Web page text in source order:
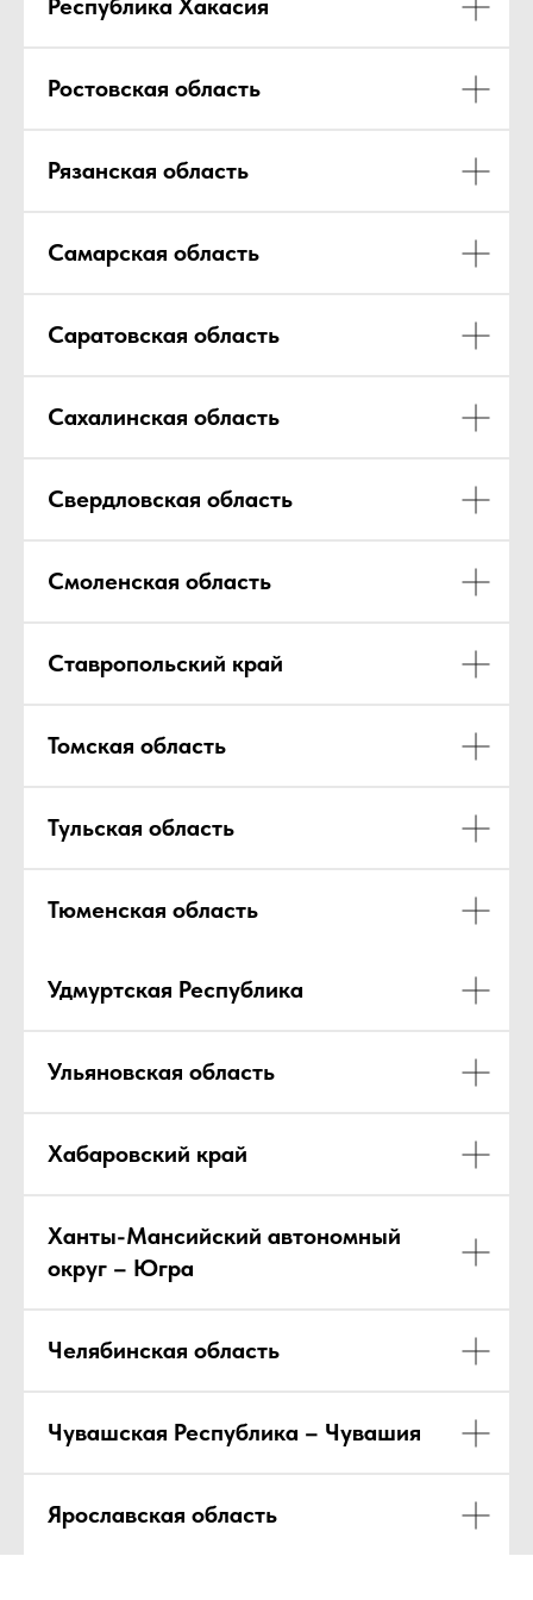
Республика Хакасия
Ростовская область
Рязанская область
Самарская область
Саратовская область
Сахалинская область
Свердловская область
Смоленская область
Ставропольский край
Томская область
Тульская область
Тюменская область
Удмуртская Республика
Ульяновская область
Хабаровский край
Ханты-Мансийский автономный
округ – Югра
Челябинская область
Чувашская Республика – Чувашия
Ярославская область